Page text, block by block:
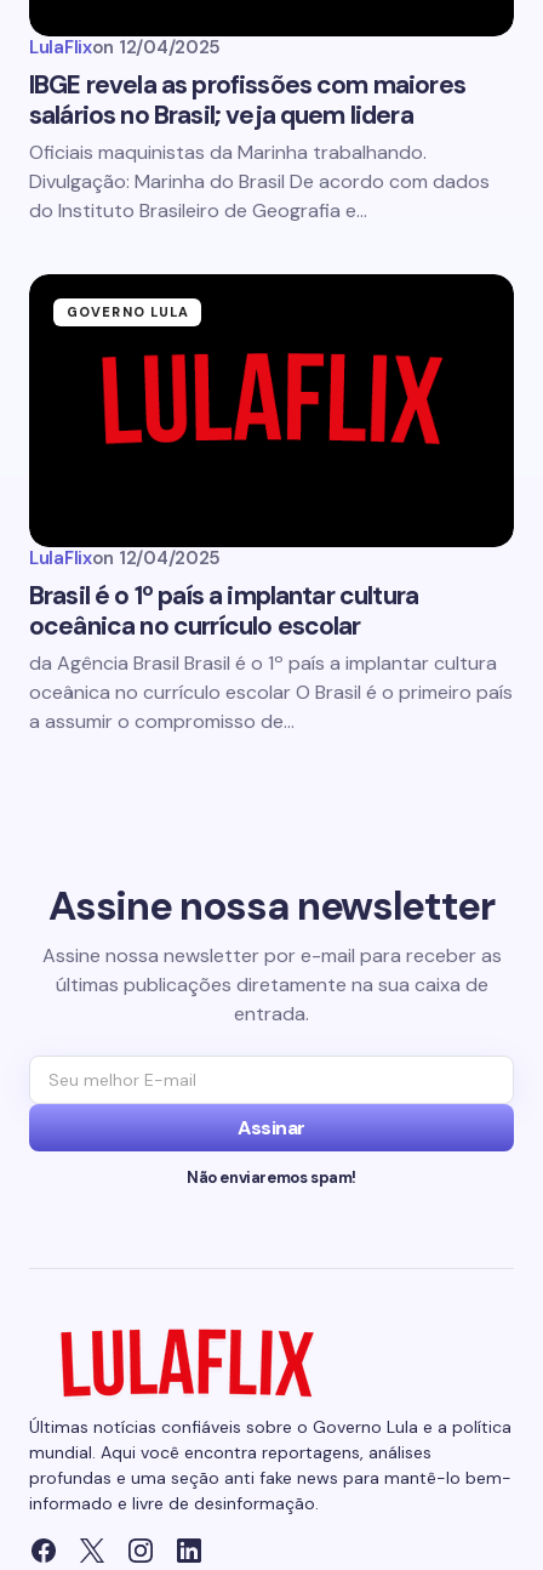
LulaFlixon 12/04/2025
IBGE revela as profissões com maiores
salários no Brasil; veja quem lidera
Oficiais maquinistas da Marinha trabalhando.
Divulgação: Marinha do Brasil De acordo com dados
do Instituto Brasileiro de Geografia e…
GOVERNO LULA
LulaFlixon 12/04/2025
Brasil é o 1º país a implantar cultura
oceânica no currículo escolar
da Agência Brasil Brasil é o 1º país a implantar cultura
oceânica no currículo escolar O Brasil é o primeiro país
a assumir o compromisso de…
Assine nossa newsletter
Assine nossa newsletter por e-mail para receber as
últimas publicações diretamente na sua caixa de
entrada.
Assinar
Não enviaremos spam!
Últimas notícias confiáveis sobre o Governo Lula e a política
mundial. Aqui você encontra reportagens, análises
profundas e uma seção anti fake news para mantê-lo bem-
informado e livre de desinformação.